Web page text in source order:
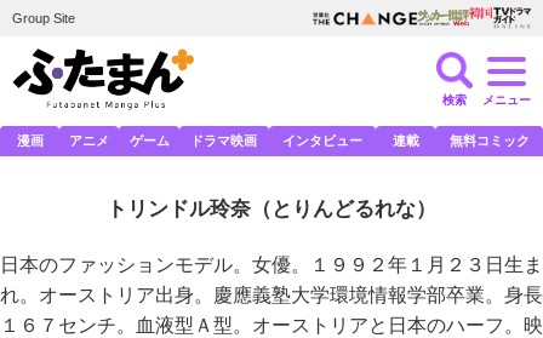
Group Site
検索 メニュー
漫画 アニメ ゲーム ドラマ映画 インタビュー 連載 無料コミック
トリンドル玲奈 （とりんどるれな）
日本のファッションモデル。女優。１９９２年１月２３日生ま
れ。オーストリア出身。慶應義塾大学環境情報学部卒業。身長
１６７センチ。血液型Ａ型。オーストリアと日本のハーフ。映